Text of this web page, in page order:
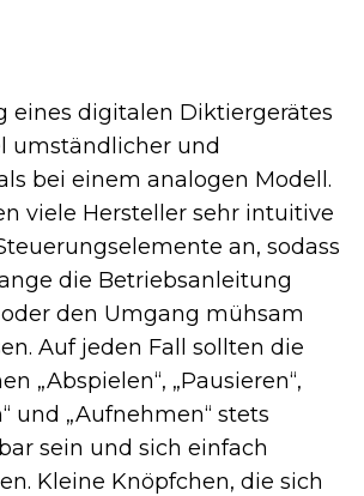
eines digitalen Diktiergerätes
umständlicher und
bei einem analogen Modell.
viele Hersteller sehr intuitive
an, sodass
die Betriebsanleitung
den Umgang mühsam
Auf jeden Fall sollten die
„Abspielen“, „Pausieren“,
und „Aufnehmen“ stets
sein und sich einfach
Kleine Knöpfchen, die sich